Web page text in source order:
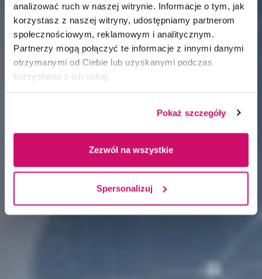
analizować ruch w naszej witrynie. Informacje o tym, jak
korzystasz z naszej witryny, udostępniamy partnerom
społecznościowym, reklamowym i analitycznym.
Partnerzy mogą połączyć te informacje z innymi danymi
otrzymanymi od Ciebie lub uzyskanymi podczas
korzystania z ich usług.
Pokaż szczegóły
Zezwól na wszystkie
Spersonalizuj